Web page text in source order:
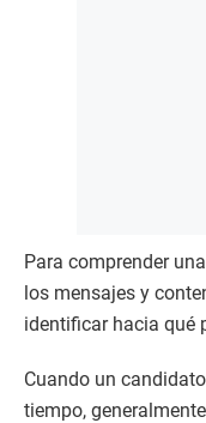
Para comprender
los mensajes y
identificar hacia qué
Cuando un
tiempo,